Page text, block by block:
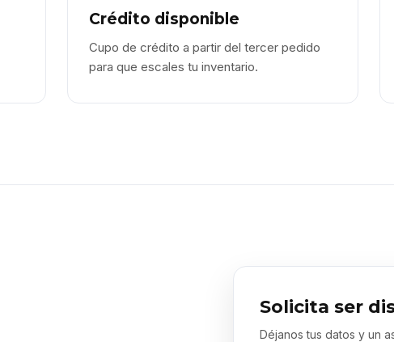
Crédito disponible
Cupo de crédito a partir del tercer pedido
para que escales tu inventario.
Solicita ser
Déjanos tus datos y un